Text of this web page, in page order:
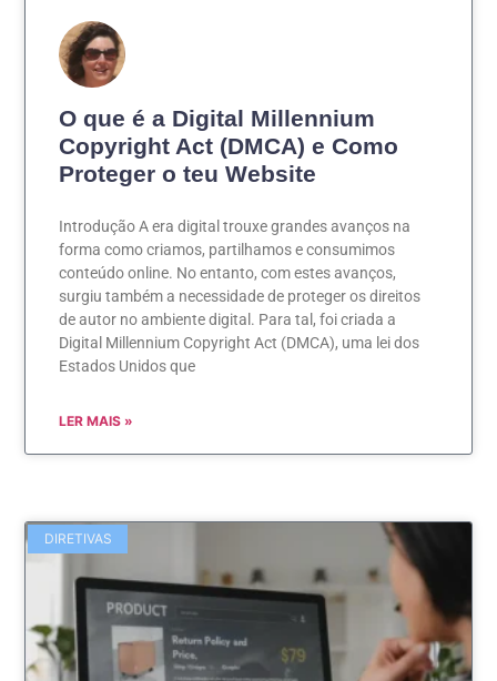
O que é a Digital Millennium
Copyright Act (DMCA) e Como
Proteger o teu Website
Introdução A era digital trouxe grandes avanços na
forma como criamos, partilhamos e consumimos
conteúdo online. No entanto, com estes avanços,
surgiu também a necessidade de proteger os direitos
de autor no ambiente digital. Para tal, foi criada a
Digital Millennium Copyright Act (DMCA), uma lei dos
Estados Unidos que
LER MAIS »
DIRETIVAS